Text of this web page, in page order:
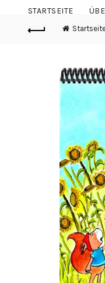
STARTSEITE